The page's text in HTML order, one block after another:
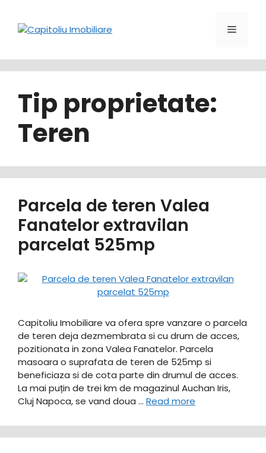
conținut
Meniu
Tip proprietate:
Teren
Parcela de teren Valea
Fanatelor extravilan
parcelat 525mp
Capitoliu Imobiliare va ofera spre vanzare o parcela
de teren deja dezmembrata si cu drum de acces,
pozitionata in zona Valea Fanatelor. Parcela
masoara o suprafata de teren de 525mp si
beneficiaza si de cota parte din drumul de acces.
La mai puțin de trei km de magazinul Auchan Iris,
Cluj Napoca, se vand doua … Read more